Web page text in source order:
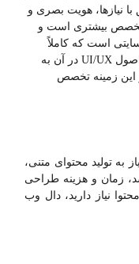
نیازها، هویت بصری و
تخصص بیشتری است و
سایتی است که کاملاً
بازتاب‌دهنده کسب‌وکار شماست و اصول UI/UX در آن به
زمینه تخصص
به تولید محتوای متنی،
زمان و هزینه طراحی
نیاز دارید، دال وب